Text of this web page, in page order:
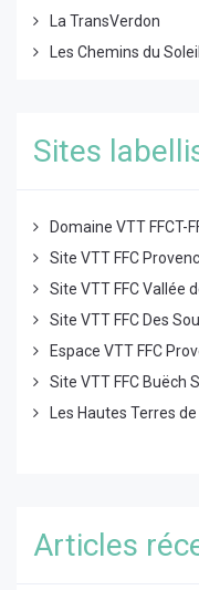
La TransVerdon
Les Chemins du Soleil
Sites
Domaine VTT FFCT-
Site VTT FFC
Site VTT FFC Vallée
Site VTT FFC Des
Espace VTT FFC
Site VTT FFC Buëch
Les Hautes Terres
Articles